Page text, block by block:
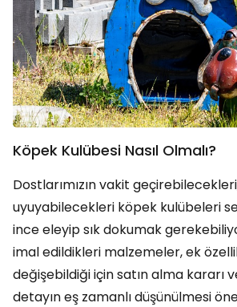
Köpek Kulübesi Nasıl Olmalı?
Dostlarımızın vakit
uyuyabilecekleri köpek kulübeleri
ince eleyip sık dokumak
imal edildikleri malzemeler, ek
değişebildiği için satın alma kararı
detayın eş zamanlı düşünülmesi